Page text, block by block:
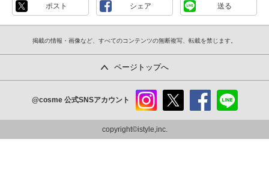
ポスト シェア 送る
掲載の情報・画像など、すべてのコンテンツの無断複写、転載を禁じます。
ページトップへ
@cosme 公式SNSアカウント
ram
copyright©istyle,inc.